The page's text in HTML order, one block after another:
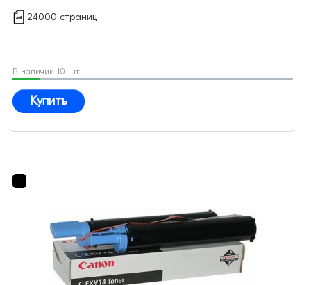
24000 страниц
В наличии 10 шт.
Купить